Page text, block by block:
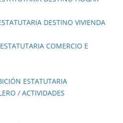
DESTINO VIVIENDA
COMERCIO E
ESTATUTARIA
/ ACTIVIDADES